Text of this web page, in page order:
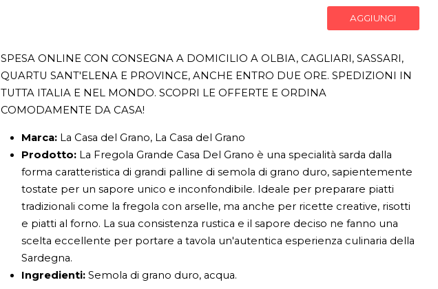
AGGIUNGI
SPESA ONLINE CON CONSEGNA A DOMICILIO A OLBIA, CAGLIARI, SASSARI,
QUARTU SANT'ELENA E PROVINCE, ANCHE ENTRO DUE ORE. SPEDIZIONI IN
TUTTA ITALIA E NEL MONDO. SCOPRI LE OFFERTE E ORDINA
COMODAMENTE DA CASA!
Marca:La Casa del Grano, La Casa del Grano
Prodotto:La Fregola Grande Casa Del Grano è una specialità sarda dalla
forma caratteristica di grandi palline di semola di grano duro, sapientemente
tostate per un sapore unico e inconfondibile. Ideale per preparare piatti
tradizionali come la fregola con arselle, ma anche per ricette creative, risotti
e piatti al forno. La sua consistenza rustica e il sapore deciso ne fanno una
scelta eccellente per portare a tavola un'autentica esperienza culinaria della
Sardegna.
Ingredienti:Semola di grano duro, acqua.